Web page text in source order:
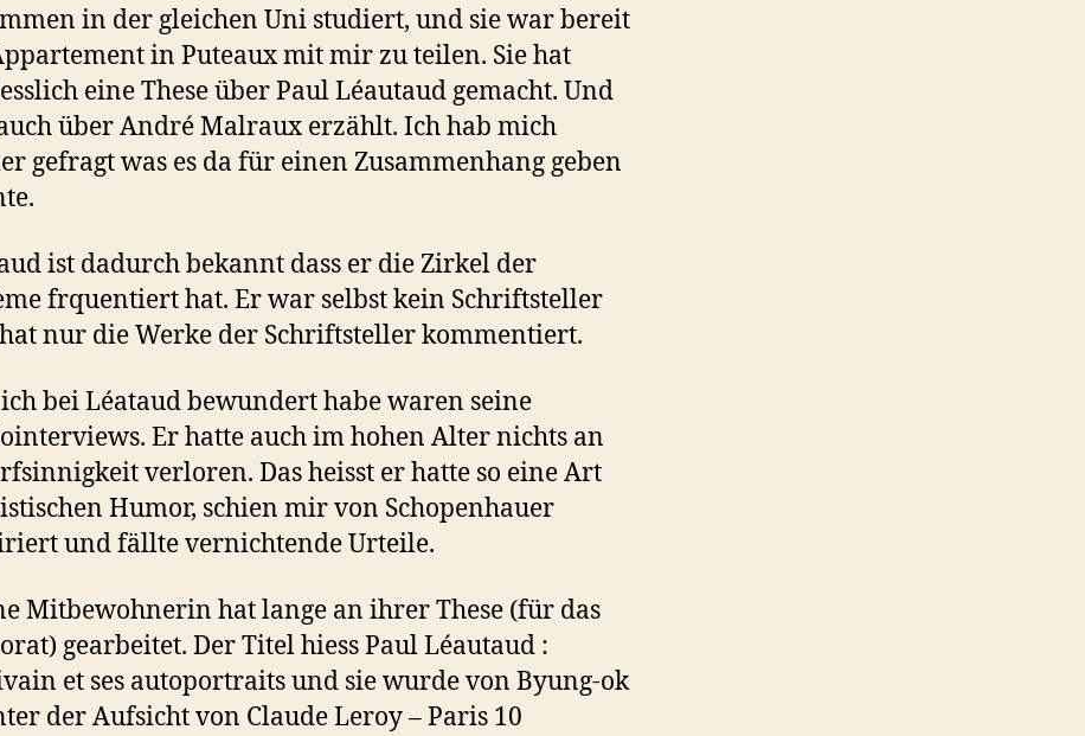
in der gleichen Uni studiert, und sie war bereit
in Puteaux mit mir zu teilen. Sie hat
eine These über Paul Léautaud gemacht. Und
über André Malraux erzählt. Ich hab mich
gefragt was es da für einen Zusammenhang geben
ist dadurch bekannt dass er die Zirkel der
frquentiert hat. Er war selbst kein Schriftsteller
nur die Werke der Schriftsteller kommentiert.
bei Léataud bewundert habe waren seine
Er hatte auch im hohen Alter nichts an
verloren. Das heisst er hatte so eine Art
Humor, schien mir von Schopenhauer
und fällte vernichtende Urteile.
Mitbewohnerin hat lange an ihrer These (für das
gearbeitet. Der Titel hiess Paul Léautaud :
et ses autoportraits und sie wurde von Byung-ok
der Aufsicht von Claude Leroy – Paris 10